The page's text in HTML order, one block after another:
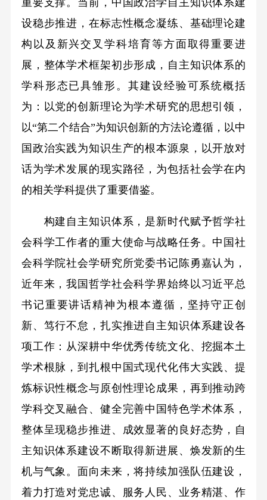
重要支撑。当前，中国政治学自主知识体系建
设稳步推进，在标志性概念凝练、基础理论建
构以及新兴交叉学科培育等方面取得重要进
展，整体学术框架初步形成，自主知识体系的
学科形态已具雏形。其建设经验可系统概括
为：以党的创新理论为学术研究的思想引领，
以“第二个结合”为知识创新的方法论遵循，以中
国政治实践为知识生产的根本源泉，以开放对
话为学术发展的现实路径，为包括社会学在内
的相关学科提供了重要借鉴。
构建自主知识体系，是新时代赋予哲学社
会科学工作者的重大使命与战略任务。中国社
会科学院社会学研究所党委书记陈勇嘉认为，
近年来，我国哲学社会科学界始终以习近平总
书记重要讲话精神为根本遵循，坚持守正创
新、笃行不怠，扎实推进自主知识体系建设各
项工作：从深耕中华优秀传统文化、挖掘本土
学术根脉，到扎根中国式现代化伟大实践、提
炼标识性概念与原创性理论成果，再到推动跨
学科交叉融合、健全完善中国特色学术体系，
整体呈现稳步推进、成效显著的良好态势，自
主知识体系建设不断取得新进展、焕发新的生
机与气象。面向未来，将持续加强队伍建设，
着力打造对党忠诚、服务人民、业务精湛、作